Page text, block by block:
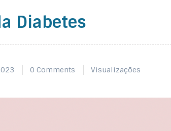
Diabetes
0 Comments Visualizações